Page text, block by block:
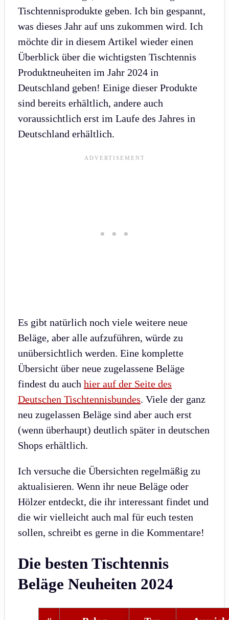
Tischtennisprodukte geben. Ich bin gespannt,
was dieses Jahr auf uns zukommen wird. Ich
möchte dir in diesem Artikel wieder einen
Überblick über die wichtigsten Tischtennis
Produktneuheiten im Jahr 2024 in
Deutschland geben! Einige dieser Produkte
sind bereits erhältlich, andere auch
voraussichtlich erst im Laufe des Jahres in
Deutschland erhältlich.
Es gibt natürlich noch viele weitere neue
Beläge, aber alle aufzuführen, würde zu
unübersichtlich werden. Eine komplette
Übersicht über neue zugelassene Beläge
findest du auch hier auf der Seite des
Deutschen Tischtennisbundes. Viele der ganz
neu zugelassen Beläge sind aber auch erst
(wenn überhaupt) deutlich später in deutschen
Shops erhältlich.
Ich versuche die Übersichten regelmäßig zu
aktualisieren. Wenn ihr neue Beläge oder
Hölzer entdeckt, die ihr interessant findet und
die wir vielleicht auch mal für euch testen
sollen, schreibt es gerne in die Kommentare!
Die besten Tischtennis
Beläge Neuheiten 2024